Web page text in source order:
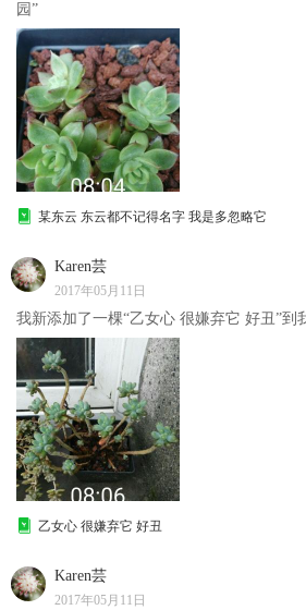
园”
某东云 东云都不记得名字 我是多忽略它
Karen芸
2017年05月11日
我新添加了一棵“乙女心 很嫌弃它 好丑”到
乙女心 很嫌弃它 好丑
Karen芸
2017年05月11日